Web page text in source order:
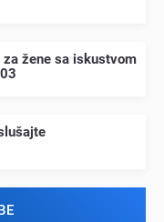
za žеnе sa iskustvom